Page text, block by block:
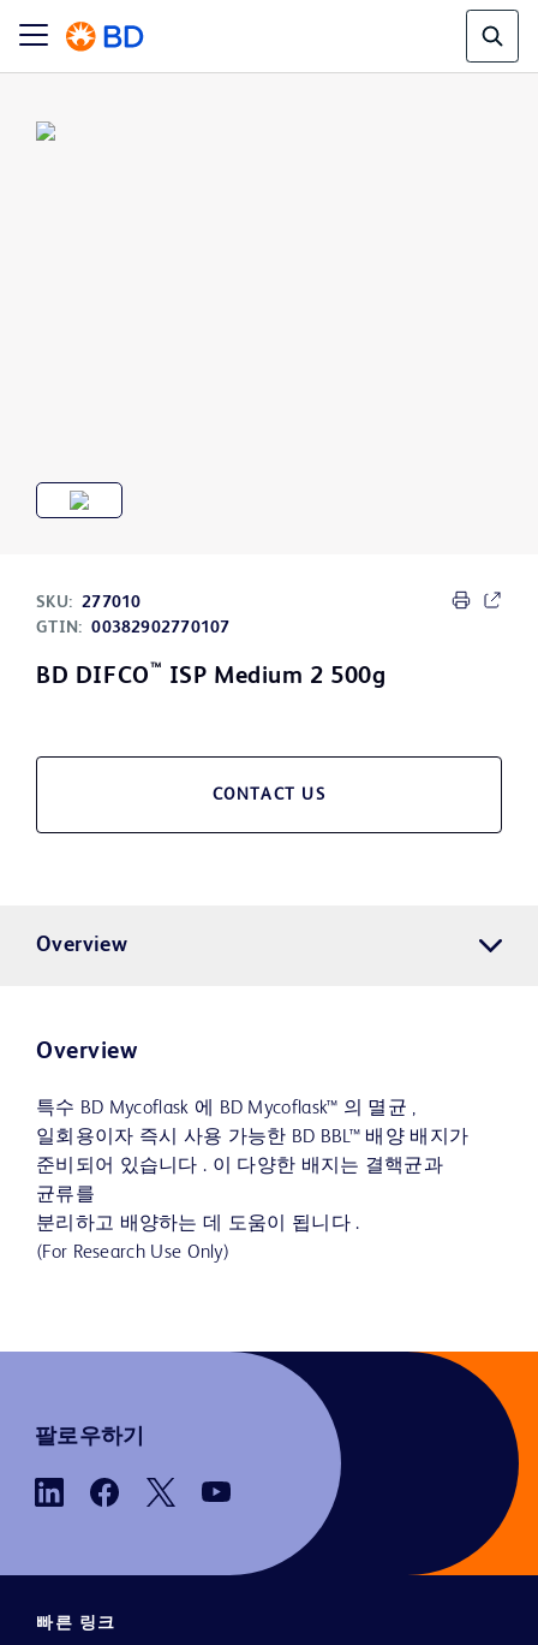
SKU: 277010
GTIN: 00382902770107
BD DIFCO™ ISP Medium 2 500g
CONTACT US
Overview
Overview
특수 BD Mycoflask 에 BD Mycoflask™ 의 멸균 ,
일회용이자 즉시 사용 가능한 BD BBL™ 배양 배지가
준비되어 있습니다 . 이 다양한 배지는 결핵균과
균류를
분리하고 배양하는 데 도움이 됩니다 .
(For Research Use Only)
팔로우하기
빠른 링크